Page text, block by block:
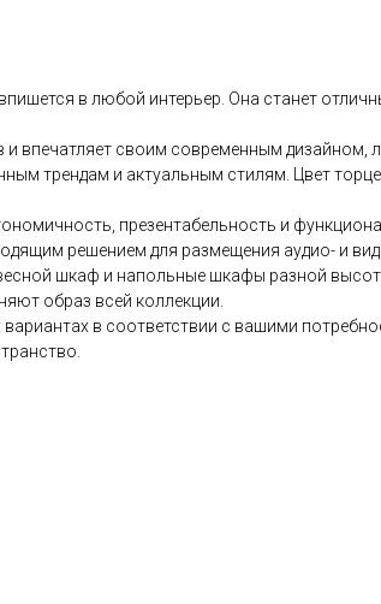
в любой интерьер. Она станет
и впечатляет своим современным
трендам и актуальным стилям. Цвет
презентабельность и
решением для размещения аудио- и
шкаф и напольные шкафы разной
образ всей коллекции.
в соответствии с вашими